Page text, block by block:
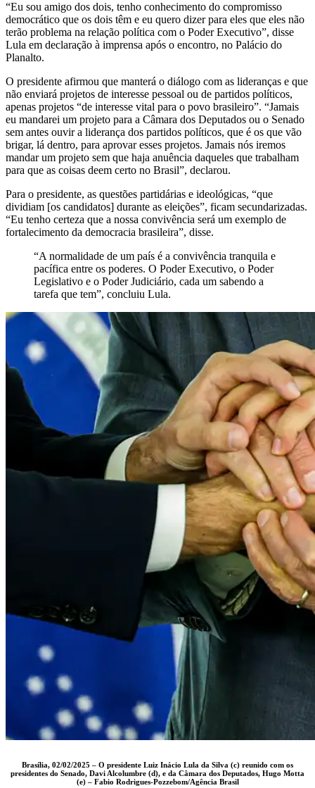
“Eu sou amigo dos dois, tenho conhecimento do compromisso
democrático que os dois têm e eu quero dizer para eles que eles não
terão problema na relação política com o Poder Executivo”, disse
Lula em declaração à imprensa após o encontro, no Palácio do
Planalto.
O presidente afirmou que manterá o diálogo com as lideranças e que
não enviará projetos de interesse pessoal ou de partidos políticos,
apenas projetos “de interesse vital para o povo brasileiro”. “Jamais
eu mandarei um projeto para a Câmara dos Deputados ou o Senado
sem antes ouvir a liderança dos partidos políticos, que é os que vão
brigar, lá dentro, para aprovar esses projetos. Jamais nós iremos
mandar um projeto sem que haja anuência daqueles que trabalham
para que as coisas deem certo no Brasil”, declarou.
Para o presidente, as questões partidárias e ideológicas, “que
dividiam [os candidatos] durante as eleições”, ficam secundarizadas.
“Eu tenho certeza que a nossa convivência será um exemplo de
fortalecimento da democracia brasileira”, disse.
“A normalidade de um país é a convivência tranquila e
pacífica entre os poderes. O Poder Executivo, o Poder
Legislativo e o Poder Judiciário, cada um sabendo a
tarefa que tem”, concluiu Lula.
Brasília, 02/02/2025 – O presidente Luiz Inácio Lula da Silva (c) reunido com os
presidentes do Senado, Davi Alcolumbre (d), e da Câmara dos Deputados, Hugo Motta
(e) – Fabio Rodrigues-Pozzebom/Agência Brasil